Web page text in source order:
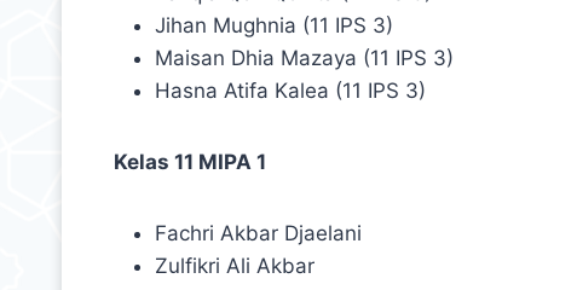
Jihan Mughnia (11 IPS 3)
Maisan Dhia Mazaya (11 IPS 3)
Hasna Atifa Kalea (11 IPS 3)
Kelas 11 MIPA 1
Fachri Akbar Djaelani
Zulfikri Ali Akbar